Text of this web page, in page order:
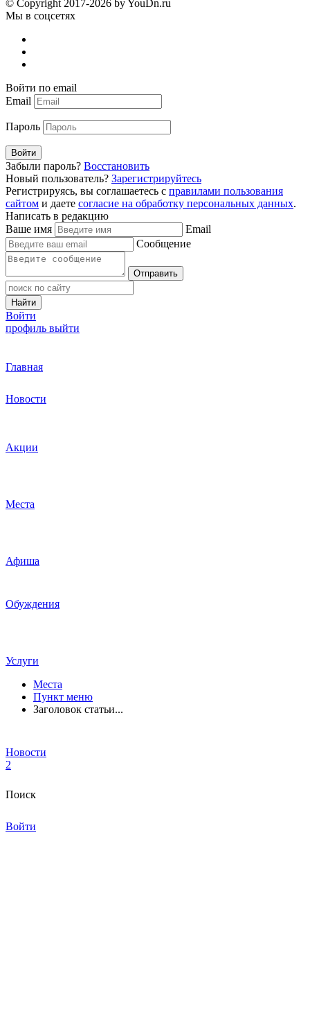
© Copyright 2017-2026 by YouDn.ru
Мы в соцсетях
Войти по email
Email
Пароль
Войти
Забыли пароль? Восстановить
Новый пользователь? Зарегистрируйтесь
Регистрируясь, вы соглашаетесь с правилами пользования
сайтом и даете согласие на обработку персональных данных.
Написать в редакцию
Ваше имя
Email
Сообщение
Отправить
Найти
Войти
профиль выйти
Главная
Новости
Акции
Места
Афиша
Обуждения
Услуги
Места
Пункт меню
Заголовок статьи...
Новости
2
Поиск
Войти